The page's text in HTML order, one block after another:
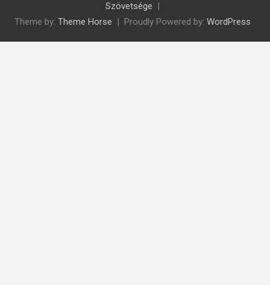
Szövetsége
Theme by: Theme Horse Proudly Powered by: WordPress